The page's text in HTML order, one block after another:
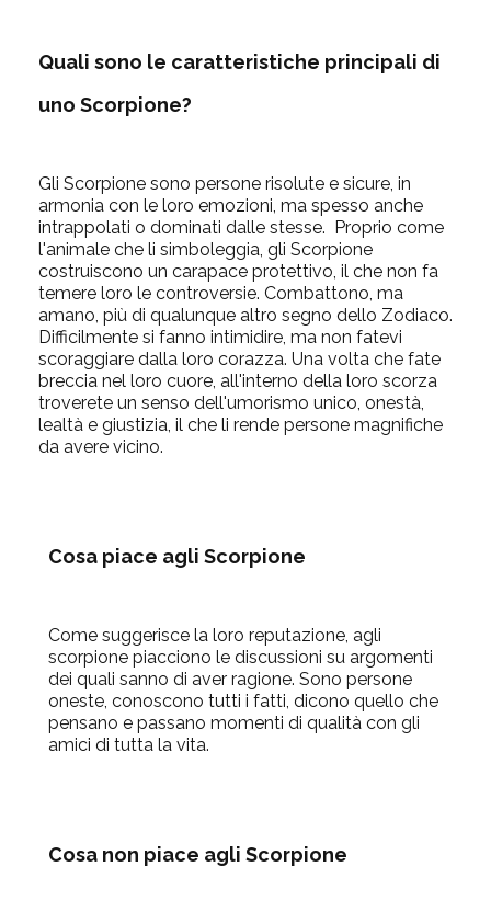
Quali sono le caratteristiche principali di
uno Scorpione?
Gli Scorpione sono persone risolute e sicure, in
armonia con le loro emozioni, ma spesso anche
intrappolati o dominati dalle stesse. Proprio come
l'animale che li simboleggia, gli Scorpione
costruiscono un carapace protettivo, il che non fa
temere loro le controversie. Combattono, ma
amano, più di qualunque altro segno dello Zodiaco.
Difficilmente si fanno intimidire, ma non fatevi
scoraggiare dalla loro corazza. Una volta che fate
breccia nel loro cuore, all'interno della loro scorza
troverete un senso dell'umorismo unico, onestà,
lealtà e giustizia, il che li rende persone magnifiche
da avere vicino.
Cosa piace agli Scorpione
Come suggerisce la loro reputazione, agli
scorpione piacciono le discussioni su argomenti
dei quali sanno di aver ragione. Sono persone
oneste, conoscono tutti i fatti, dicono quello che
pensano e passano momenti di qualità con gli
amici di tutta la vita.
Cosa non piace agli Scorpione